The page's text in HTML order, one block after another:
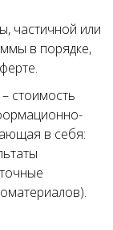
частичной или
в порядке,
стоимость
в себя: